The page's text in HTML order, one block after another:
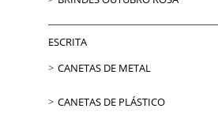
ESCRITA
CANETAS DE METAL
CANETAS DE PLÁSTICO